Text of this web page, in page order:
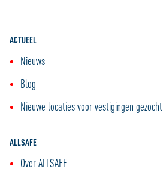
ACTUEEL
Nieuws
Blog
Nieuwe locaties voor vestigingen gezocht
ALLSAFE
Over ALLSAFE